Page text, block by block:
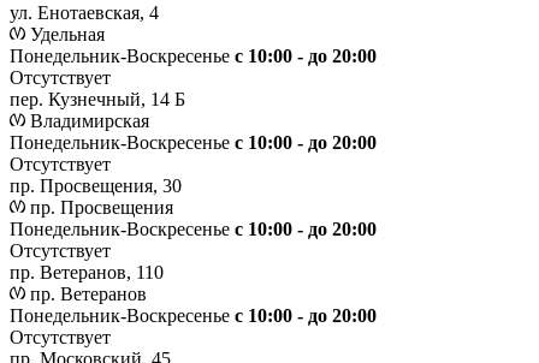
ул. Енотаевская, 4
Удельная
Понедельник-Воскресенье с 10:00 - до 20:00
Отсутствует
пер. Кузнечный, 14 Б
Владимирская
Понедельник-Воскресенье с 10:00 - до 20:00
Отсутствует
пр. Просвещения, 30
пр. Просвещения
Понедельник-Воскресенье c 10:00 - до 20:00
Отсутствует
пр. Ветеранов, 110
пр. Ветеранов
Понедельник-Воскресенье с 10:00 - до 20:00
Отсутствует
пр. Московский, 45